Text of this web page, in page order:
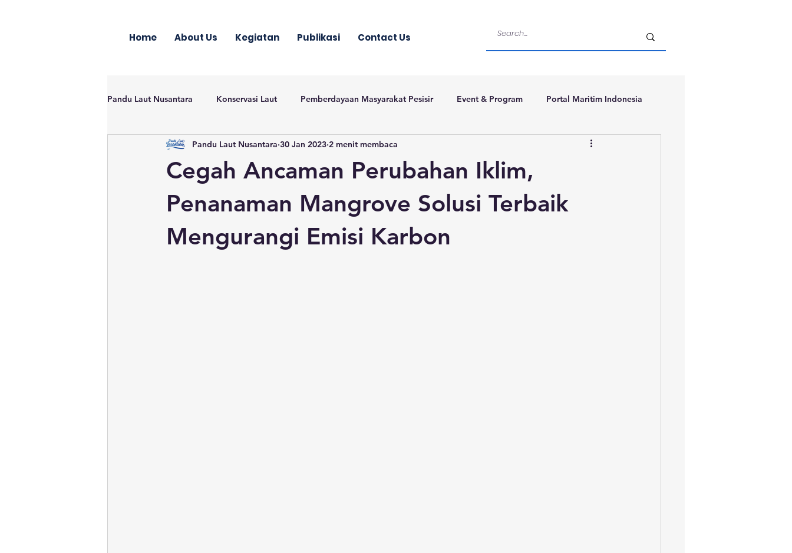
Home About Us Kegiatan Publikasi Contact Us
Pandu Laut Nusantara Konservasi Laut Pemberdayaan Masyarakat Pesisir Event & Program Portal Maritim Indonesia
Cegah Ancaman Perubahan Iklim,
Penanaman Mangrove Solusi Terbaik
Mengurangi Emisi Karbon
Pandu Laut Nusantara 30 Jan 2023 2 menit membaca